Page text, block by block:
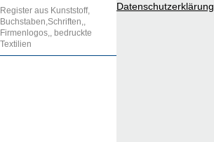
Register aus Kunststoff,
Buchstaben,Schriften,,
Firmenlogos,, bedruckte
Textilien
Datenschutzerklärung